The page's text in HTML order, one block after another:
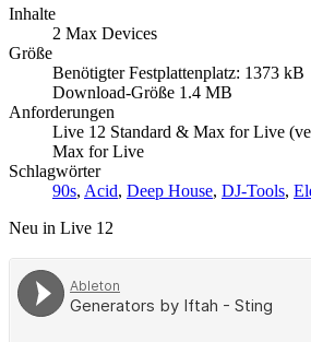
Inhalte
2 Max Devices
Größe
Benötigter Festplattenplatz: 1373 kB
Download-Größe 1.4 MB
Anforderungen
Live 12 Standard & Max for Live
Max for Live
Schlagwörter
90s, Acid, Deep House, DJ-Tools,
Neu in Live 12